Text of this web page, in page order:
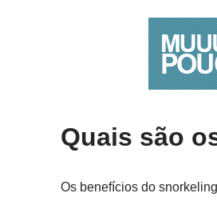
Quais são
Os benefícios do